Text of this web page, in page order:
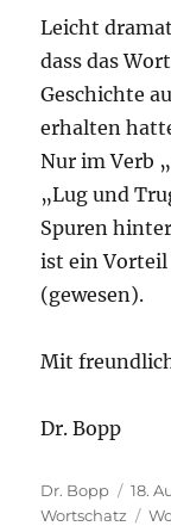
Leicht
dass das
Geschichte
erhalten
Nur im Verb
„Lug und
Spuren
ist ein Vorteil
(gewesen).
Mit
Dr. Bopp
Autor
Dr. Bopp
am
18.
Wortschatz